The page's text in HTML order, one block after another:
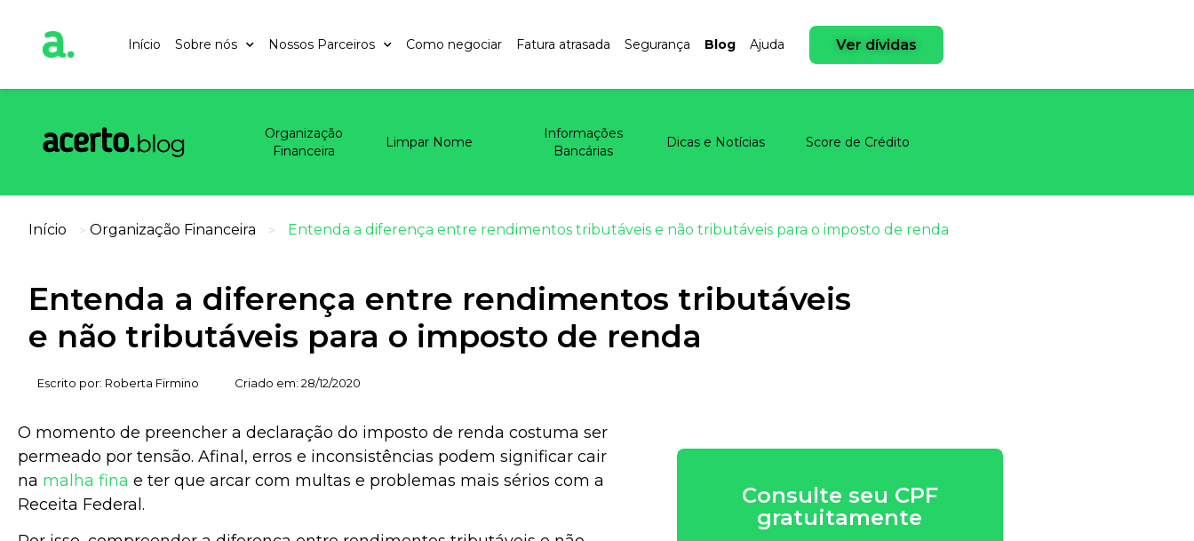
Início Sobre nós Nossos Parceiros Como negociar Fatura atrasada Segurança Blog Ajuda Ver dívidas
Organização
Financeira
Limpar Nome
Informações
Bancárias
Dicas e Notícias Score de Crédito
Início > Organização Financeira > Entenda a diferença entre rendimentos tributáveis e não tributáveis para o imposto de renda
Entenda a diferença entre rendimentos tributáveis
e não tributáveis para o imposto de renda
Escrito por: Roberta Firmino Criado em: 28/12/2020
O momento de preencher a declaração do imposto de renda costuma ser
permeado por tensão. Afinal, erros e inconsistências podem significar cair
na malha fina e ter que arcar com multas e problemas mais sérios com a
Receita Federal.
Consulte seu CPF
gratuitamente